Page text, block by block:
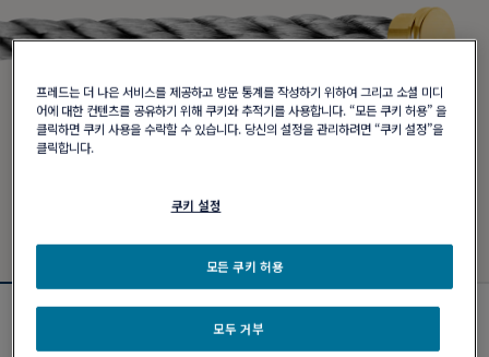
프레드는 더 나은 서비스를 제공하고 방문 통계를 작성하기 위하여 그리고 소셜 미디
어에 대한 컨텐츠를 공유하기 위해 쿠키와 추적기를 사용합니다. “모든 쿠키 허용” 을
클릭하면 쿠키 사용을 수락할 수 있습니다. 당신의 설정을 관리하려면 “쿠키 설정”을
클릭합니다.
쿠키 설정
모두 거부
모든 쿠키 허용